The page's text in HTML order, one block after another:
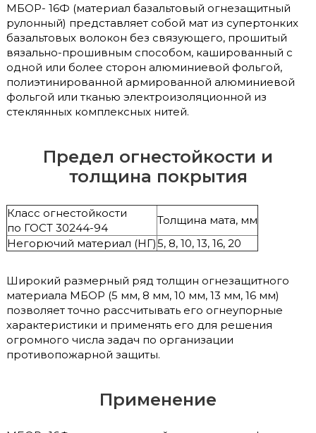
МБОР- 16Ф (материал базальтовый огнезащитный
рулонный) представляет собой мат из супертонких
базальтовых волокон без связующего, прошитый
вязально-прошивным способом, кашированный с
одной или более сторон алюминиевой фольгой,
полиэтинированной армированной алюминиевой
фольгой или тканью электроизоляционной из
стеклянных комплексных нитей.
Предел огнестойкости и
толщина покрытия
Класс огнестойкости
по ГОСТ 30244-94
Толщина мата, мм
Негорючий материал (НГ)5, 8, 10, 13, 16, 20
Широкий размерный ряд толщин огнезащитного
материала МБОР (5 мм, 8 мм, 10 мм, 13 мм, 16 мм)
позволяет точно рассчитывать его огнеупорные
характеристики и применять его для решения
огромного числа задач по организации
противопожарной защиты.
Применение